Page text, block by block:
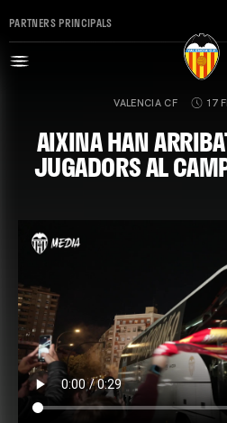
PARTNERS PRINCIPALS
VALENCIA CF 17
AIXINA HAN
JUGADORS AL